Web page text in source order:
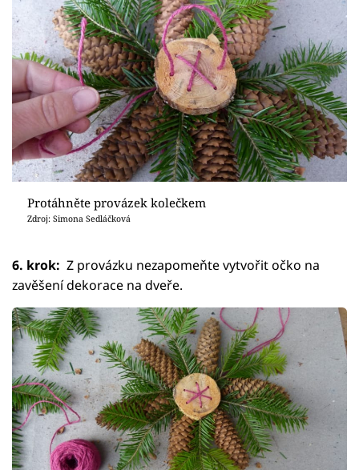
Protáhněte provázek kolečkem
Zdroj: Simona Sedláčková
6. krok: Z provázku nezapomeňte vytvořit očko na
zavěšení dekorace na dveře.